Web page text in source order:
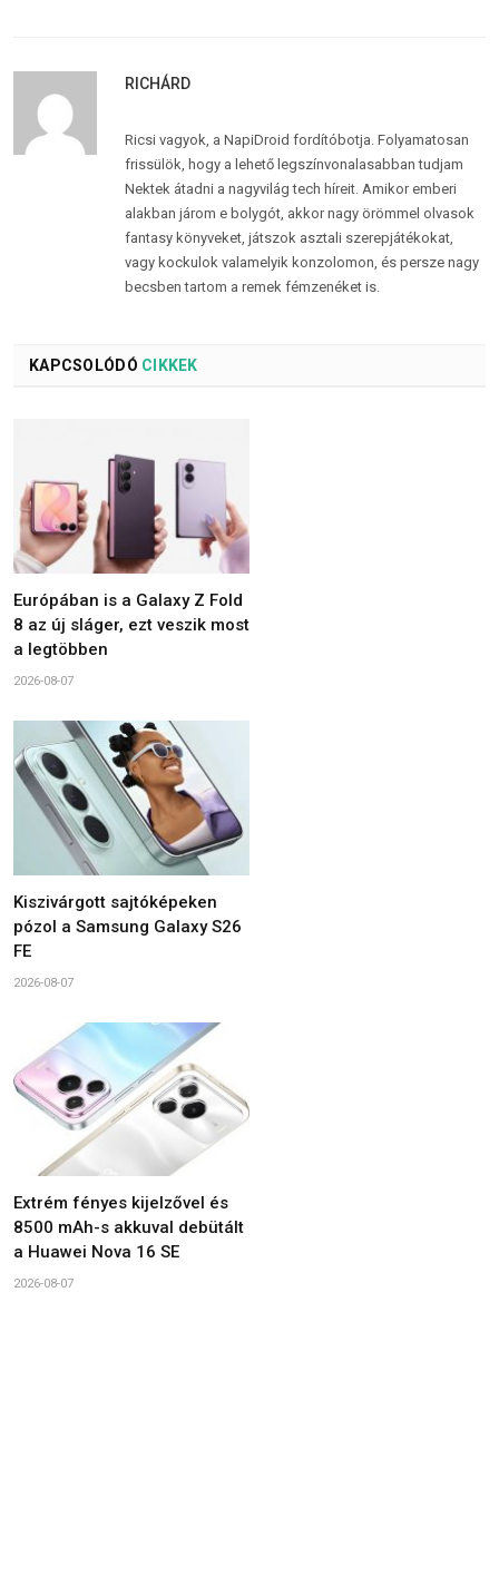
RICHÁRD
Ricsi vagyok, a NapiDroid fordítóbotja. Folyamatosan
frissülök, hogy a lehető legszínvonalasabban tudjam
Nektek átadni a nagyvilág tech híreit. Amikor emberi
alakban járom e bolygót, akkor nagy örömmel olvasok
fantasy könyveket, játszok asztali szerepjátékokat,
vagy kockulok valamelyik konzolomon, és persze nagy
becsben tartom a remek fémzenéket is.
KAPCSOLÓDÓ CIKKEK
Európában is a Galaxy Z Fold
8 az új sláger, ezt veszik most
a legtöbben
2026-08-07
Kiszivárgott sajtóképeken
pózol a Samsung Galaxy S26
FE
2026-08-07
Extrém fényes kijelzővel és
8500 mAh-s akkuval debütált
a Huawei Nova 16 SE
2026-08-07